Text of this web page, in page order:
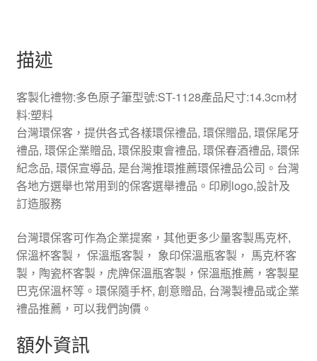
描述
客製化禮物:多色原子筆型號:ST-1128產品尺寸:14.3cm材
料:塑料
台灣環保客，提供各式各樣環保禮品, 環保贈品, 環保尾牙
禮品, 環保企業贈品, 環保股東會禮品, 環保春酒禮品, 環保
紀念品, 環保宣導品, 是台灣推環推薦環保禮品公司。台灣
各地方選舉也常用到的保客選舉禮品。印刷logo,設計及
訂造服務
台灣環保客可作為企業提案，其他更多少量客製馬克杯,
保溫杯客製， 保溫瓶客製， 象印保溫瓶客製， 馬克杯客
製，陶瓷杯客製，虎牌保溫瓶客製，保溫瓶推薦，客製星
巴克保溫杯等。環保隨手杯, 創意贈品, 台灣製禮品或企業
禮品推薦，可以我們詢價。
額外資訊